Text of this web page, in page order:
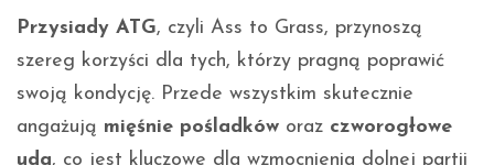
Przysiady ATG, czyli Ass to Grass, przynoszą
szereg korzyści dla tych, którzy pragną poprawić
swoją kondycję. Przede wszystkim skutecznie
angażują mięśnie pośladków oraz czworogłowe
uda, co jest kluczowe dla wzmocnienia dolnej partii